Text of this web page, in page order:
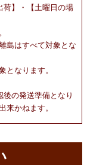
荷】・【土曜日の場
島はすべて対象とな
となります。
の発送準備となり
来かねます。